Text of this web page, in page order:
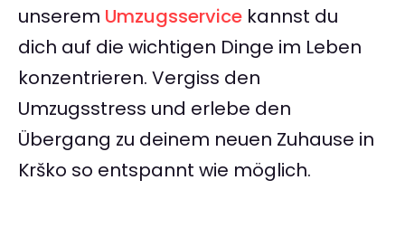
unserem Umzugsservice kannst du
dich auf die wichtigen Dinge im Leben
konzentrieren. Vergiss den
Umzugsstress und erlebe den
Übergang zu deinem neuen Zuhause in
Krško so entspannt wie möglich.